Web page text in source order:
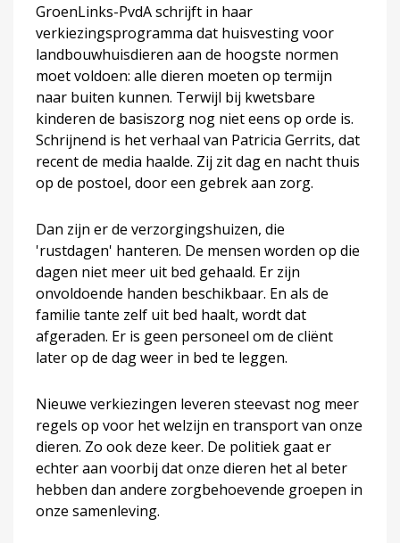
GroenLinks-PvdA schrijft in haar
verkiezingsprogramma dat huisvesting voor
landbouwhuisdieren aan de hoogste normen
moet voldoen: alle dieren moeten op termijn
naar buiten kunnen. Terwijl bij kwetsbare
kinderen de basiszorg nog niet eens op orde is.
Schrijnend is het verhaal van Patricia Gerrits, dat
recent de media haalde. Zij zit dag en nacht thuis
op de postoel, door een gebrek aan zorg.
Dan zijn er de verzorgingshuizen, die
'rustdagen' hanteren. De mensen worden op die
dagen niet meer uit bed gehaald. Er zijn
onvoldoende handen beschikbaar. En als de
familie tante zelf uit bed haalt, wordt dat
afgeraden. Er is geen personeel om de cliënt
later op de dag weer in bed te leggen.
Nieuwe verkiezingen leveren steevast nog meer
regels op voor het welzijn en transport van onze
dieren. Zo ook deze keer. De politiek gaat er
echter aan voorbij dat onze dieren het al beter
hebben dan andere zorgbehoevende groepen in
onze samenleving.